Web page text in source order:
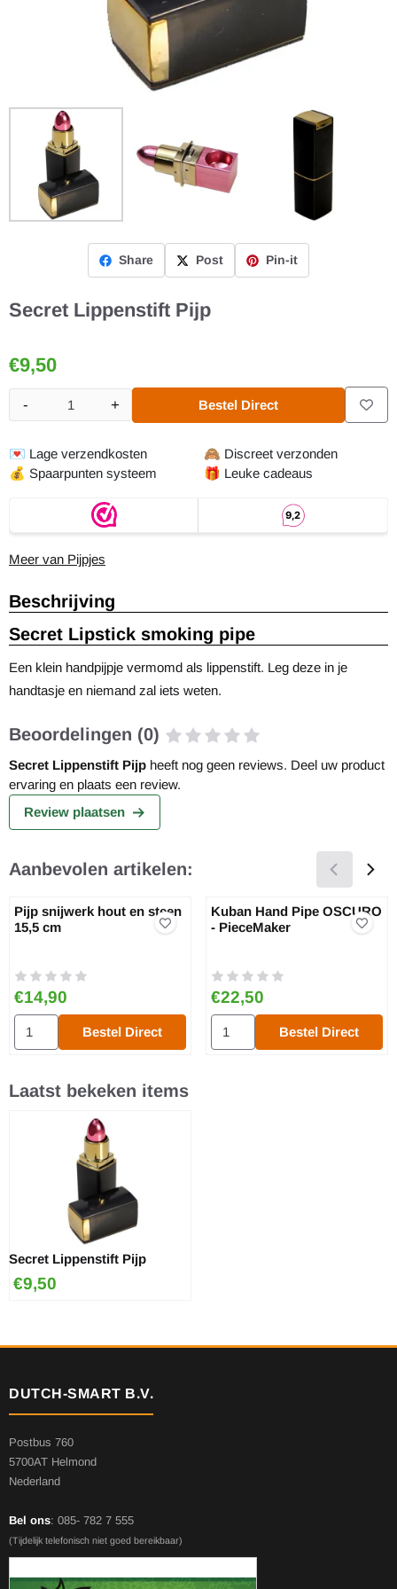
Share Post Pin-it
Secret Lippenstift Pijp
€9,50
+
- Bestel Direct
💌 Lage verzendkosten 🙈 Discreet verzonden
💰 Spaarpunten systeem 🎁 Leuke cadeaus
Meer van Pijpjes
Beschrijving
Secret Lipstick smoking pipe
Een klein handpijpje vermomd als lippenstift. Leg deze in je
handtasje en niemand zal iets weten.
Beoordelingen (0)
Secret Lippenstift Pijp heeft nog geen reviews. Deel uw product
ervaring en plaats een review.
Review plaatsen
Aanbevolen artikelen:
Pijp snijwerk hout en steen
15,5 cm
Prijs: 14,90
€14,90
Aantal kiezen voor Pijp snijwerk hout en steen 15,5 cm
Bestel Direct
Kuban Hand Pipe OSCURO
- PieceMaker
Prijs: 22,50
€22,50
Aantal kiezen voor Kuban
Bestel Direct
Laatst bekeken items
Secret Lippenstift Pijp
€9,50
DUTCH-SMART B.V.
Postbus 760
5700AT Helmond
Nederland
Bel ons: 085- 782 7 555
(Tijdelijk telefonisch niet goed bereikbaar)